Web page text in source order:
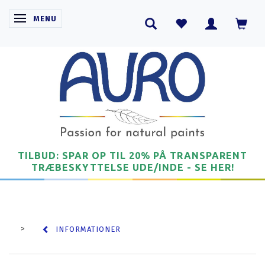
SKIFTE NAVIGATION
MENU
TILBUD: SPAR OP TIL 20% PÅ TRANSPARENT
TRÆBESKYTTELSE UDE/INDE - SE HER!
INFORMATIONER